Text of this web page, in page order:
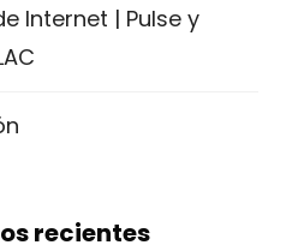
Internet | Pulse y
recientes